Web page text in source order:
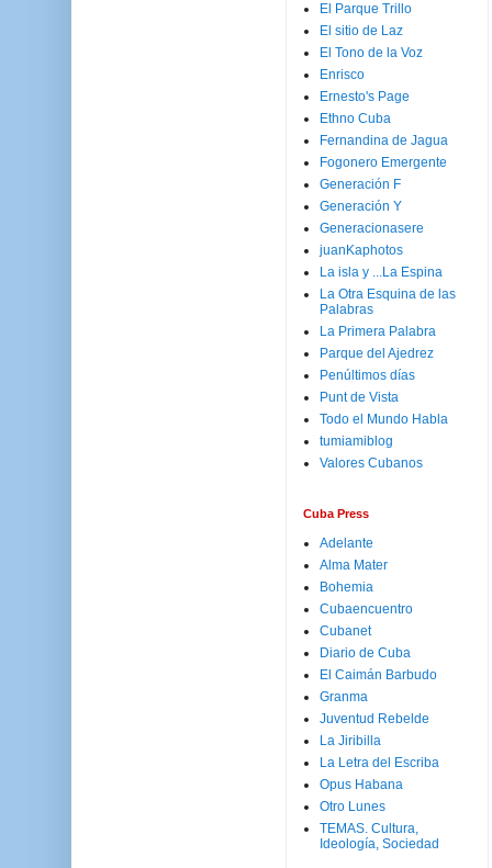
El Parque Trillo
El sitio de Laz
El Tono de la Voz
Enrisco
Ernesto's Page
Ethno Cuba
Fernandina de Jagua
Fogonero Emergente
Generación F
Generación Y
Generacionasere
juanKaphotos
La isla y ...La Espina
La Otra Esquina de las
Palabras
La Primera Palabra
Parque del Ajedrez
Penúltimos días
Punt de Vista
Todo el Mundo Habla
tumiamiblog
Valores Cubanos
Cuba Press
Adelante
Alma Mater
Bohemia
Cubaencuentro
Cubanet
Diario de Cuba
El Caimán Barbudo
Granma
Juventud Rebelde
La Jiribilla
La Letra del Escriba
Opus Habana
Otro Lunes
TEMAS. Cultura,
Ideología, Sociedad